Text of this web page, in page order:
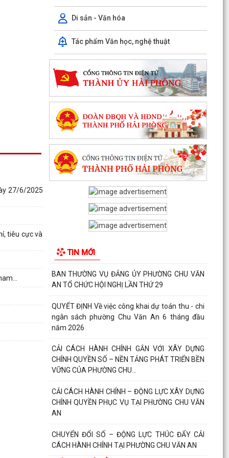
27/6/2025
tiêu cực và
Di sản - Văn hóa
Tác phẩm Văn học, nghệ thuật
TIN MỚI
Phiếu khảo sát sự hài lòng của người dân đối với
hoạt động của chính quyền cấp xã và cán bộ,
công...
Kế hoạch thực hiện Quy định số 19-QĐ/TW ngày
08/4/2026 của Ban Chấp hành Trung ương về
công tác...
TỪ PHƯỢNG HOÀNG, KỂ CÂU CHUYỆN NGƯỜI
THẦY VIỆT NAM VỚI THẾ GIỚI
Công bố thủ tục hành chính đặc thù mới ban
hành lĩnh vực đất đai thuộc phạm vi chức năng
quản lý...
Kết quả cải cách thủ tục hành chính tháng 6
BAN CHẤP HÀNH ĐẢNG BỘ PHƯỜNG CHU VĂN
RỘNG)
BAN THƯỜNG VỤ ĐẢNG ỦY PHƯỜNG CHU VĂN
AN TỔ CHỨC HỘI NGHỊ LẦN THỨ 29
QUYẾT ĐỊNH Về việc công khai dự toán thu - chi
ngân sách phường Chu Văn An 6 tháng đầu
năm 2026
CẢI CÁCH HÀNH CHÍNH GẮN VỚI XÂY DỰNG
CHÍNH QUYỀN SỐ – NỀN TẢNG PHÁT TRIỂN BỀN
VỮNG CỦA PHƯỜNG CHU...
CẢI CÁCH HÀNH CHÍNH – ĐỘNG LỰC XÂY DỰNG
CHÍNH QUYỀN PHỤC VỤ TẠI PHƯỜNG CHU VĂN
AN
CHUYỂN ĐỔI SỐ – ĐỘNG LỰC THÚC ĐẨY CẢI
CÁCH HÀNH CHÍNH TẠI PHƯỜNG CHU VĂN AN